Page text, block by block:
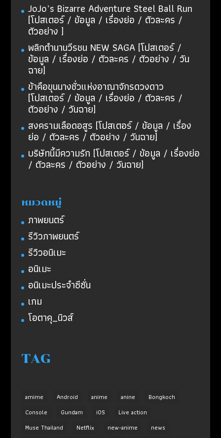
JoJo’s Bizarre Adventure Steel Ball Run
[โปสเตอร์ / ข้อมูล / เรื่องย่อ / ตัวละคร /
ตัวอย่าง ]
พลิกตำนานวีรชน NEW SAGA [โปสเตอร์ /
ข้อมูล / เรื่องย่อ / ตัวละคร / ตัวอย่าง / วัน
ฉาย]
ข้าคือขุนนางชั่วแห่งอาณาจักรดวงดาว
[โปสเตอร์ / ข้อมูล / เรื่องย่อ / ตัวละคร /
ตัวอย่าง / วันฉาย]
สงครามเลือดอสูร [โปสเตอร์ / ข้อมูล / เรื่อง
ย่อ / ตัวละคร / ตัวอย่าง / วันฉาย]
บริษัทนี้มีความรัก [โปสเตอร์ / ข้อมูล / เรื่องย่อ
/ ตัวละคร / ตัวอย่าง / วันฉาย]
หมวดหมู่
ภาพยนตร์
รีวิวภาพยนตร์
รีวิวอนิเมะ
อนิเมะ
อนิเมะประจำซีซั่น
เกม
โอตาคุ_นิวส์
TAG
amime Android anime anine
Bongkoch
Console
Gundam iOS
Live action
Muse Thailand
Netflix new-anime
news